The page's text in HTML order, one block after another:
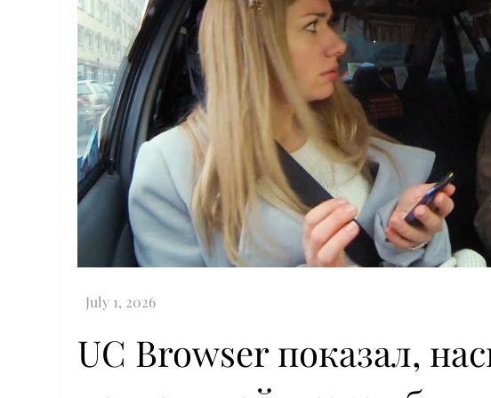
UC Browser показал,